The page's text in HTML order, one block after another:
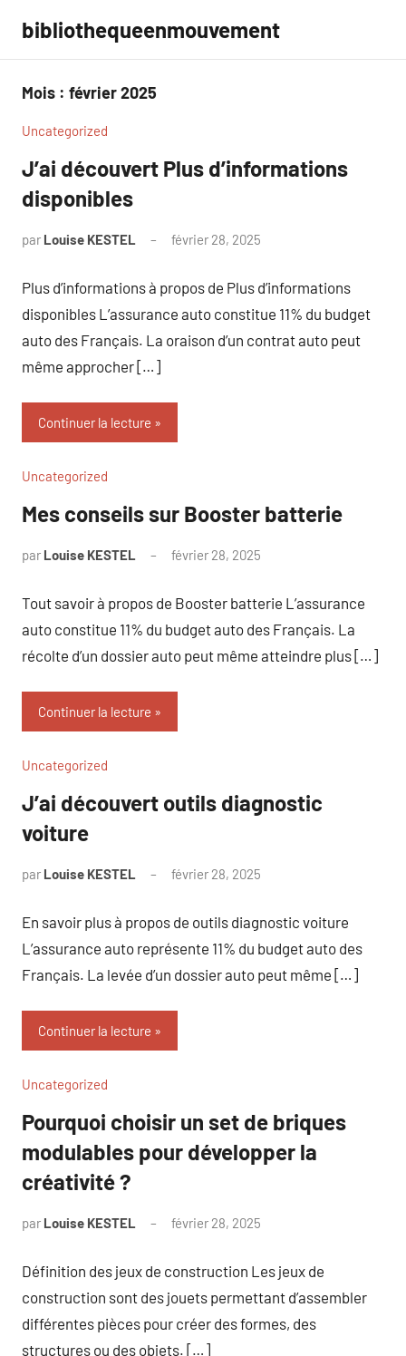
contenu
bibliothequeenmouvement
Mois : février 2025
Uncategorized
J’ai découvert Plus d’informations
disponibles
par Louise KESTEL février 28, 2025
Plus d’informations à propos de Plus d’informations
disponibles L’assurance auto constitue 11% du budget
auto des Français. La oraison d’un contrat auto peut
même approcher […]
Continuer la lecture
Uncategorized
Mes conseils sur Booster batterie
par Louise KESTEL février 28, 2025
Tout savoir à propos de Booster batterie L’assurance
auto constitue 11% du budget auto des Français. La
récolte d’un dossier auto peut même atteindre plus […]
Continuer la lecture
Uncategorized
J’ai découvert outils diagnostic
voiture
par Louise KESTEL février 28, 2025
En savoir plus à propos de outils diagnostic voiture
L’assurance auto représente 11% du budget auto des
Français. La levée d’un dossier auto peut même […]
Continuer la lecture
Uncategorized
Pourquoi choisir un set de briques
modulables pour développer la
créativité ?
par Louise KESTEL février 28, 2025
Définition des jeux de construction Les jeux de
construction sont des jouets permettant d’assembler
différentes pièces pour créer des formes, des
structures ou des objets. […]